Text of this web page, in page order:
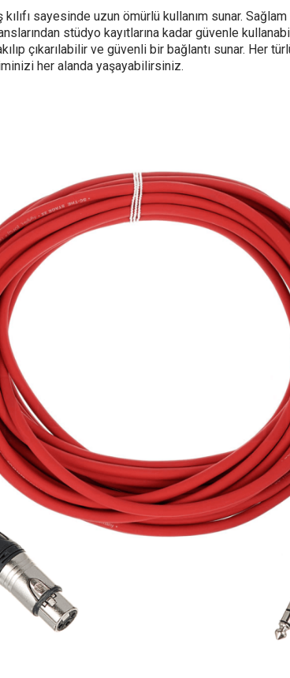
sayesinde uzun ömürlü kullanım sunar.
stüdyo kayıtlarına kadar güvenle
çıkarılabilir ve güvenli bir bağlantı sunar. Her
her alanda yaşayabilirsiniz.